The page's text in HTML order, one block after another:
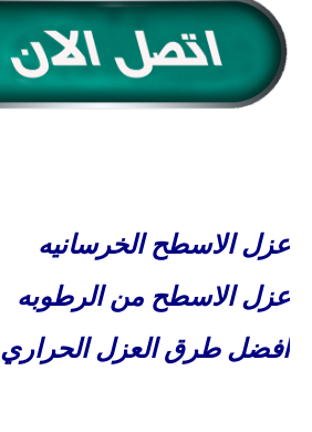
عزل الاسطح الخرسانيه
عزل الاسطح من الرطوبه
افضل طرق العزل الحراري